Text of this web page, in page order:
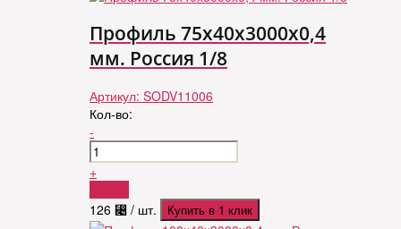
Профиль 75x40x3000x0,4
мм. Россия 1/8
Артикул: SODV11006
Кол-во:
-
+
126 ⃄ / шт. Купить в 1 клик